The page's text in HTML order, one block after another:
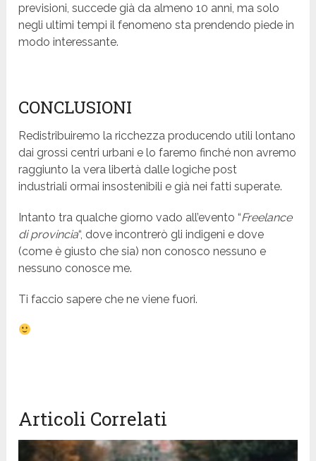
previsioni, succede già da almeno 10 anni, ma solo
negli ultimi tempi il fenomeno sta prendendo piede in
modo interessante.
CONCLUSIONI
Redistribuiremo la ricchezza producendo utili lontano
dai grossi centri urbani e lo faremo finché non avremo
raggiunto la vera libertà dalle logiche post
industriali ormai insostenibili e già nei fatti superate.
Intanto tra qualche giorno vado all’evento “Freelance
di provincia“, dove incontrerò gli indigeni e dove
(come è giusto che sia) non conosco nessuno e
nessuno conosce me.
Ti faccio sapere che ne viene fuori.
Articoli Correlati